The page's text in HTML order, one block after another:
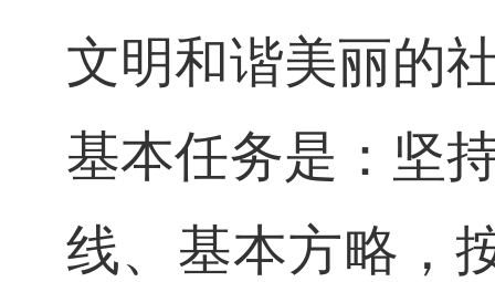
文明和谐美丽的
基本任务是：坚
线、基本方略，